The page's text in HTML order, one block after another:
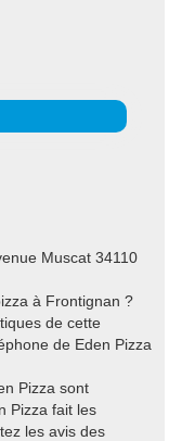
Muscat 34110
à Frontignan ?
de cette
de Eden Pizza
Pizza sont
Pizza fait les
les avis des